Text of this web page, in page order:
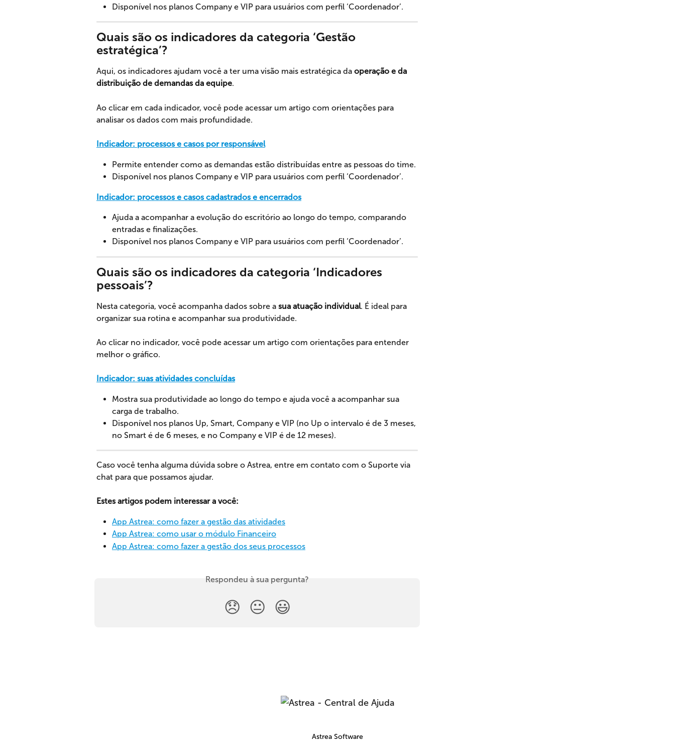
Disponível nos planos Company e VIP para usuários com perfil ‘Coordenador’.
Quais são os indicadores da categoria ‘Gestão
estratégica’?
Aqui, os indicadores ajudam você a ter uma visão mais estratégica da operação e da
distribuição de demandas da equipe.
Ao clicar em cada indicador, você pode acessar um artigo com orientações para
analisar os dados com mais profundidade.
Indicador: processos e casos por responsável
Permite entender como as demandas estão distribuídas entre as pessoas do time.
Disponível nos planos Company e VIP para usuários com perfil ‘Coordenador’.
Indicador: processos e casos cadastrados e encerrados
Ajuda a acompanhar a evolução do escritório ao longo do tempo, comparando
entradas e finalizações.
Disponível nos planos Company e VIP para usuários com perfil ‘Coordenador’.
Quais são os indicadores da categoria ‘Indicadores
pessoais’?
Nesta categoria, você acompanha dados sobre a sua atuação individual. É ideal para
organizar sua rotina e acompanhar sua produtividade.
Ao clicar no indicador, você pode acessar um artigo com orientações para entender
melhor o gráfico.
Indicador: suas atividades concluídas
Mostra sua produtividade ao longo do tempo e ajuda você a acompanhar sua
carga de trabalho.
Disponível nos planos Up, Smart, Company e VIP (no Up o intervalo é de 3 meses,
no Smart é de 6 meses, e no Company e VIP é de 12 meses).
Caso você tenha alguma dúvida sobre o Astrea, entre em contato com o Suporte via
chat para que possamos ajudar.
Estes artigos podem interessar a você:
App Astrea: como fazer a gestão das atividades
App Astrea: como usar o módulo Financeiro
App Astrea: como fazer a gestão dos seus processos
Respondeu à sua pergunta?
😞 😐 😃
Astrea Software